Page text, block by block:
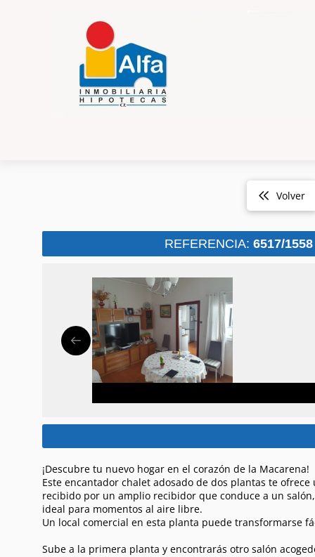
Volver
REFERENCIA: 6517/1558
¡Descubre tu nuevo hogar en el corazón de la Macarena!
Este encantador chalet adosado de dos plantas te
recibido por un amplio recibidor que conduce a un
ideal para momentos al aire libre.
Un local comercial en esta planta puede transformarse
Sube a la primera planta y encontrarás otro salón